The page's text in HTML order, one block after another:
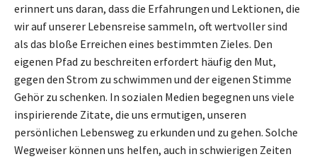
erinnert uns daran, dass die Erfahrungen und Lektionen, die
wir auf unserer Lebensreise sammeln, oft wertvoller sind
als das bloße Erreichen eines bestimmten Zieles. Den
eigenen Pfad zu beschreiten erfordert häufig den Mut,
gegen den Strom zu schwimmen und der eigenen Stimme
Gehör zu schenken. In sozialen Medien begegnen uns viele
inspirierende Zitate, die uns ermutigen, unseren
persönlichen Lebensweg zu erkunden und zu gehen. Solche
Wegweiser können uns helfen, auch in schwierigen Zeiten